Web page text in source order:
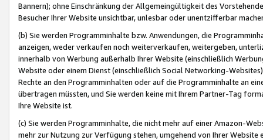
Bannern); ohne Einschränkung der Allgemeingültigkeit des
Besucher Ihrer Website unsichtbar, unlesbar oder unentzifferbar
(b) Sie werden Programminhalte bzw. Anwendungen, die
anzeigen, weder verkaufen noch weiterverkaufen, weitergeben,
innerhalb von Werbung außerhalb Ihrer Website (einschließlich
Website oder einem Dienst (einschließlich Social Networking-
Rechte an den Programminhalten oder auf die Programminhalte an
übertragen müssten, und Sie werden keine mit Ihrem Partner-Tag
Ihre Website ist.
(c) Sie werden Programminhalte, die nicht mehr auf einer Amazon-
mehr zur Nutzung zur Verfügung stehen, umgehend von Ihrer